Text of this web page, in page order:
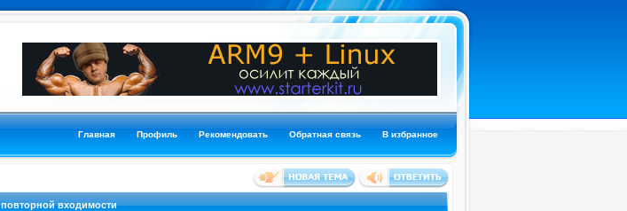
Главная Профиль Рекомендовать Обратная связь В избранное
входимости